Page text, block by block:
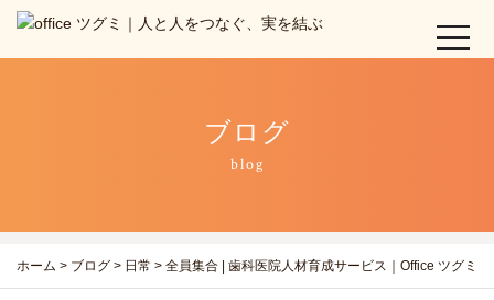
t
o
g
a
ブログ
blog
ホーム > ブログ > 日常 > 全員集合 | 歯科医院人材育成サービス｜Office ツグミ